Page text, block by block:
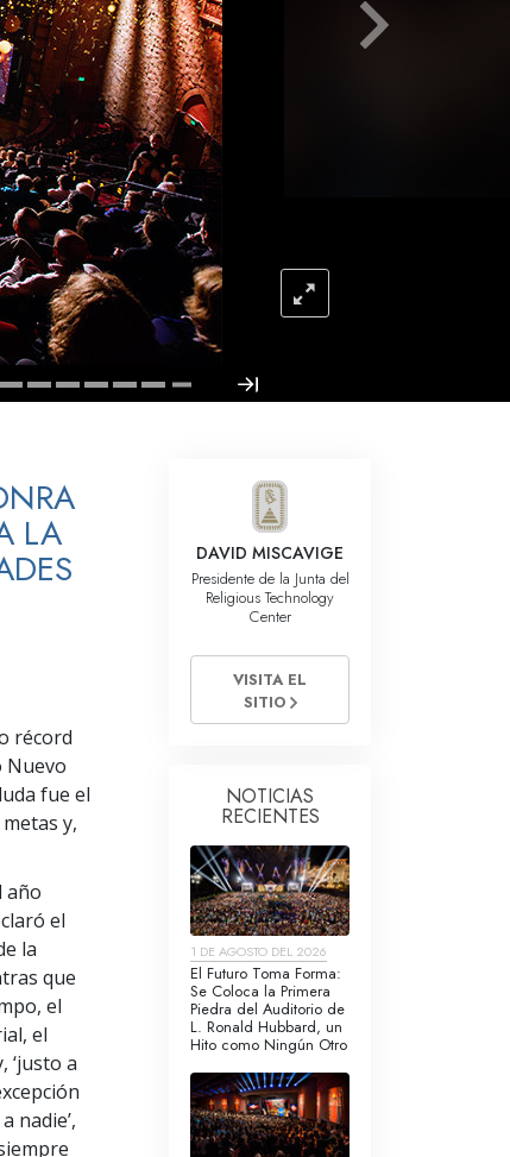
Respuestas a las Drogas
Los Niños
Herramientas para el Entorno Laboral
La Ética y las
Condiciones
La Causa de la Supresión
Investigaciones
Los Fundamentos de la Organización
Los Fundamentos de las Relaciones
Públicas
La Tecnología de Estudio
LA
récord
Nuevo
fue el
y,
año
el
la
que
el
el
‘justo a
nadie’,
DAVID MISCAVIGE
Presidente de la Junta del
Religious Technology
Center
VISITA EL
SITIO
NOTICIAS
RECIENTES
1 DE AGOSTO DEL 2026
El Futuro Toma Forma:
Se Coloca la Primera
Piedra del Auditorio de
L. Ronald Hubbard, un
Hito como Ningún Otro